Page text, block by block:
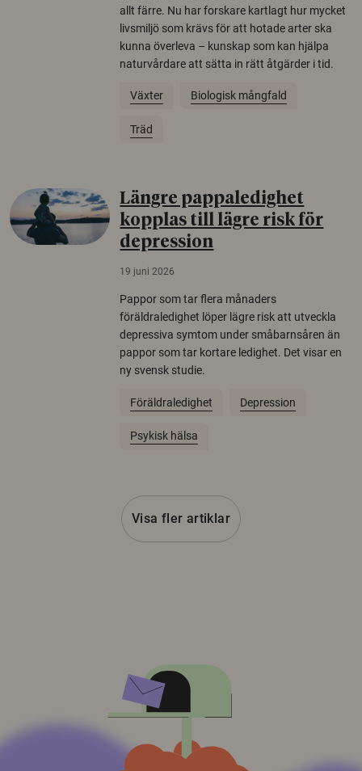
allt färre. Nu har forskare kartlagt hur mycket
livsmiljö som krävs för att hotade arter ska
kunna överleva – kunskap som kan hjälpa
naturvårdare att sätta in rätt åtgärder i tid.
Växter Biologisk mångfald
Träd
Längre pappaledighet
kopplas till lägre risk för
depression
19 juni 2026
Pappor som tar flera månaders
föräldraledighet löper lägre risk att utveckla
depressiva symtom under småbarnsåren än
pappor som tar kortare ledighet. Det visar en
ny svensk studie.
Föräldraledighet Depression
Psykisk hälsa
Visa fler artiklar